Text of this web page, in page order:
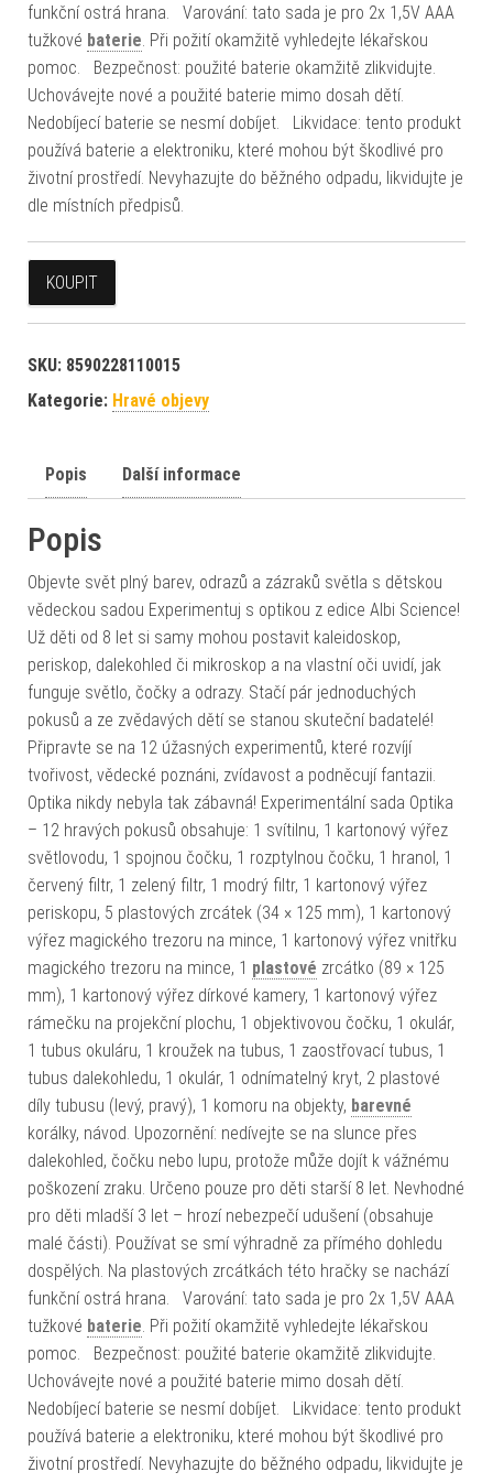
funkční ostrá hrana. Varování: tato sada je pro 2x 1,5V AAA
tužkové baterie . Při požití okamžitě vyhledejte lékařskou
pomoc. Bezpečnost: použité baterie okamžitě zlikvidujte.
Uchovávejte nové a použité baterie mimo dosah dětí.
Nedobíjecí baterie se nesmí dobíjet. Likvidace: tento produkt
používá baterie a elektroniku, které mohou být škodlivé pro
životní prostředí. Nevyhazujte do běžného odpadu, likvidujte je
dle místních předpisů.
KOUPIT
SKU: 8590228110015
Kategorie: Hravé objevy
Popis Další informace
Popis
Objevte svět plný barev, odrazů a zázraků světla s dětskou
vědeckou sadou Experimentuj s optikou z edice Albi Science!
Už děti od 8 let si samy mohou postavit kaleidoskop,
periskop, dalekohled či mikroskop a na vlastní oči uvidí, jak
funguje světlo, čočky a odrazy. Stačí pár jednoduchých
pokusů a ze zvědavých dětí se stanou skuteční badatelé!
Připravte se na 12 úžasných experimentů, které rozvíjí
tvořivost, vědecké poznáni, zvídavost a podněcují fantazii.
Optika nikdy nebyla tak zábavná! Experimentální sada Optika
– 12 hravých pokusů obsahuje: 1 svítilnu, 1 kartonový výřez
světlovodu, 1 spojnou čočku, 1 rozptylnou čočku, 1 hranol, 1
červený filtr, 1 zelený filtr, 1 modrý filtr, 1 kartonový výřez
periskopu, 5 plastových zrcátek (34 × 125 mm), 1 kartonový
výřez magického trezoru na mince, 1 kartonový výřez vnitřku
magického trezoru na mince, 1 plastové zrcátko (89 × 125
mm), 1 kartonový výřez dírkové kamery, 1 kartonový výřez
rámečku na projekční plochu, 1 objektivovou čočku, 1 okulár,
1 tubus okuláru, 1 kroužek na tubus, 1 zaostřovací tubus, 1
tubus dalekohledu, 1 okulár, 1 odnímatelný kryt, 2 plastové
díly tubusu (levý, pravý), 1 komoru na objekty, barevné
korálky, návod. Upozornění: nedívejte se na slunce přes
dalekohled, čočku nebo lupu, protože může dojít k vážnému
poškození zraku. Určeno pouze pro děti starší 8 let. Nevhodné
pro děti mladší 3 let – hrozí nebezpečí udušení (obsahuje
malé části). Používat se smí výhradně za přímého dohledu
dospělých. Na plastových zrcátkách této hračky se nachází
funkční ostrá hrana. Varování: tato sada je pro 2x 1,5V AAA
tužkové baterie . Při požití okamžitě vyhledejte lékařskou
pomoc. Bezpečnost: použité baterie okamžitě zlikvidujte.
Uchovávejte nové a použité baterie mimo dosah dětí.
Nedobíjecí baterie se nesmí dobíjet. Likvidace: tento produkt
používá baterie a elektroniku, které mohou být škodlivé pro
životní prostředí. Nevyhazujte do běžného odpadu, likvidujte je